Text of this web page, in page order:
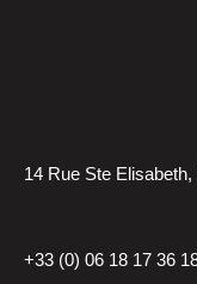
14 Rue Ste
+33 (0) 06 18 17 36